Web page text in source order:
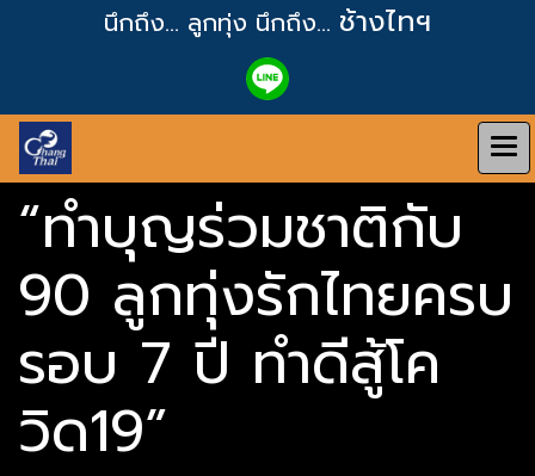
นึกถึง... ลูกทุ่ง นึกถึง... ช้างไทฯ
“ทำบุญร่วมชาติกับ
90 ลูกทุ่งรักไทยครบ
รอบ 7 ปี ทำดีสู้โค
วิด19”